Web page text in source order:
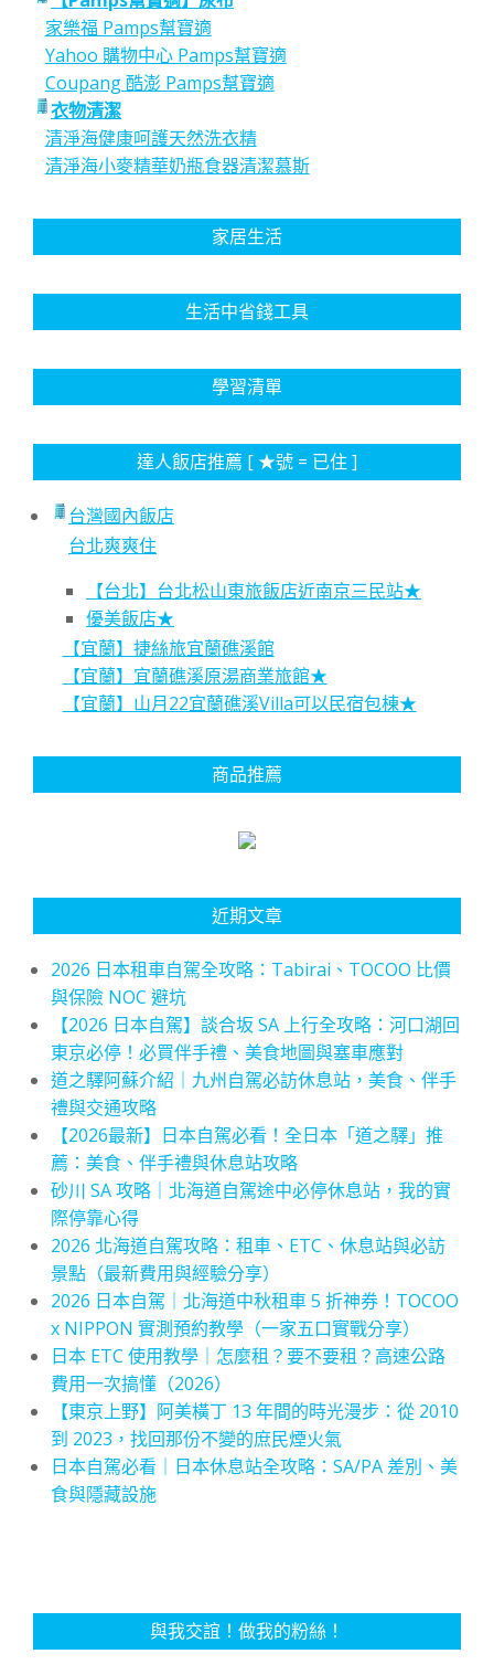
家樂福 Pamps幫寶適
Yahoo 購物中心 Pamps幫寶適
Coupang 酷澎 Pamps幫寶適
衣物清潔
清淨海健康呵護天然洗衣精
清淨海小麥精華奶瓶食器清潔慕斯
家居生活
生活中省錢工具
學習清單
達人飯店推薦 [ ★號 = 已住 ]
台灣國內飯店
台北爽爽住
【台北】台北松山東旅飯店近南京三民站★
優美飯店★
【宜蘭】捷絲旅宜蘭礁溪館
【宜蘭】宜蘭礁溪原湯商業旅館★
【宜蘭】山月22宜蘭礁溪Villa可以民宿包棟★
商品推薦
近期文章
2026 日本租車自駕全攻略：Tabirai、TOCOO 比價
與保險 NOC 避坑
【2026 日本自駕】談合坂 SA 上行全攻略：河口湖回
東京必停！必買伴手禮、美食地圖與塞車應對
道之驛阿蘇介紹｜九州自駕必訪休息站，美食、伴手
禮與交通攻略
【2026最新】日本自駕必看！全日本「道之驛」推
薦：美食、伴手禮與休息站攻略
砂川 SA 攻略｜北海道自駕途中必停休息站，我的實
際停靠心得
2026 北海道自駕攻略：租車、ETC、休息站與必訪
景點（最新費用與經驗分享）
2026 日本自駕｜北海道中秋租車 5 折神券！TOCOO
x NIPPON 實測預約教學（一家五口實戰分享）
日本 ETC 使用教學｜怎麼租？要不要租？高速公路
費用一次搞懂（2026）
【東京上野】阿美橫丁 13 年間的時光漫步：從 2010
到 2023，找回那份不變的庶民煙火氣
日本自駕必看｜日本休息站全攻略：SA/PA 差別、美
食與隱藏設施
與我交誼！做我的粉絲！